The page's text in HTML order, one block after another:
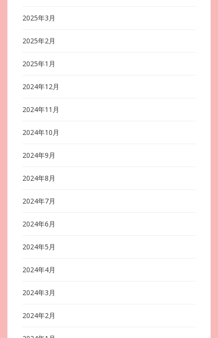
2025年3月
2025年2月
2025年1月
2024年12月
2024年11月
2024年10月
2024年9月
2024年8月
2024年7月
2024年6月
2024年5月
2024年4月
2024年3月
2024年2月